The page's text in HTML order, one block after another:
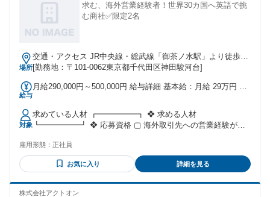
求む、海外営業経験者！世界30カ国へ英語で挑
む商社✅限定2名
場所
交通・アクセス JR中央線・総武線「御茶ノ水駅」より徒歩7
分／ 東京メトロ丸ノ内線「御茶ノ水駅」より徒歩9分／東京メ
勤あり※直近では予定しておりませんが、将来的に海外拠点
あり(敷地内全て禁煙)
[勤務地：〒101-0062東京都千代田区神田駿河台]
給与
月給290,000円～500,000円 給与詳細 基本給：月給 29万円 〜
れる通勤・皆勤・家族手当金額：なし 全員に一律で支払われ
るその他手当金額：あり ══════════════════ 給与に
ついてさらに詳しく！ ══════════════════ ✅ 月給：
290,000円〜500,000円 ✅ 月給 = 基本給 + 一律手当（※残業
一律手当：10,000円／月（食事手当） ※給与は経験・能力を
考慮のうえ決定いたします。 ━━━━━━＼給与テーブル
（月給）／━━━━━━ ・1等級：230,000円〜295,000円
（新卒） ・2等級：260,000円〜390,000円 ・3等級：290,000
対象
求めている人材 ┏━━━━━┓ ❖ 求める人材
┗━━━━━┛ ❖ 応募資格 ▢ 海外取引先への営業経験があ
取引のご経験 ▢ ビジネスレベルの英語力（意思疎通ができれ
ば可、ブロークン可） ▢ 対面でのコミュニケーション能力
（対面でスムーズなやり取りができる） ▢ 普通自動車免許
▢ 海外駐在・海外出張の経験がある方 ▢ 商社・メーカーでの
雇用形態： 正社員
お気に入り 詳細を見る
株式会社アクトオン